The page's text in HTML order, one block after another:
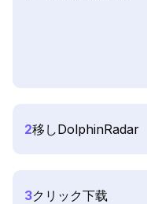
2移しDolphinRadar
3クリック下载